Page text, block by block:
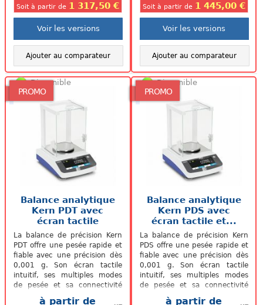
Soit à partir de 1 317,50 €
Voir les versions
Ajouter au comparateur
Soit à partir de 1 445,00 €
Voir les versions
Ajouter au comparateur
PROMO
Disponible
Balance analytique
Kern PDT avec
écran tactile
La balance de précision Kern
PDT offre une pesée rapide et
fiable avec une précision dès
0,001 g. Son écran tactile
intuitif, ses multiples modes
de pesée et sa connectivité
avancée en font un...
à partir de
PROMO
Disponible
Balance analytique
Kern PDS avec
écran tactile et...
La balance de précision Kern
PDS offre une pesée rapide et
fiable avec une précision dès
0,001 g. Son écran tactile
intuitif, ses multiples modes
de pesée et sa connectivité
avancée en font un...
à partir de